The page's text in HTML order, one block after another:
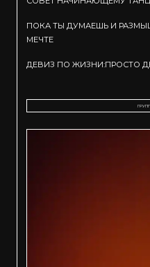
ПОКА ТЫ ДУМАЕШЬ И
МЕЧТЕ
ДЕВИЗ ПО ЖИЗНИ:ПРОСТО